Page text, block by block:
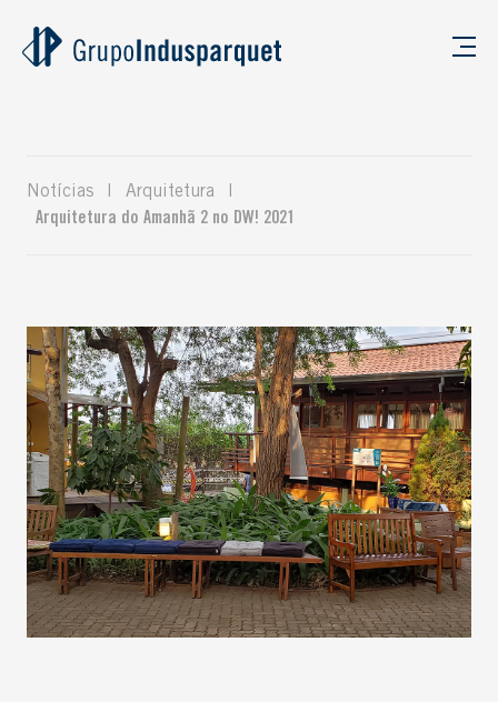
Notícias Arquitetura
Arquitetura do Amanhã 2 no DW! 2021